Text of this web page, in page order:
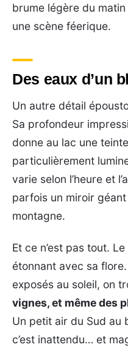
brume légère du
une scène féerique.
Des eaux d’un
Un autre détail
Sa profondeur
donne au lac une
particulièrement
varie selon l’heure et
parfois un miroir
montagne.
Et ce n’est pas tout.
étonnant avec sa
exposés au soleil, on
vignes, et même des
Un petit air du Sud au
c’est inattendu… et